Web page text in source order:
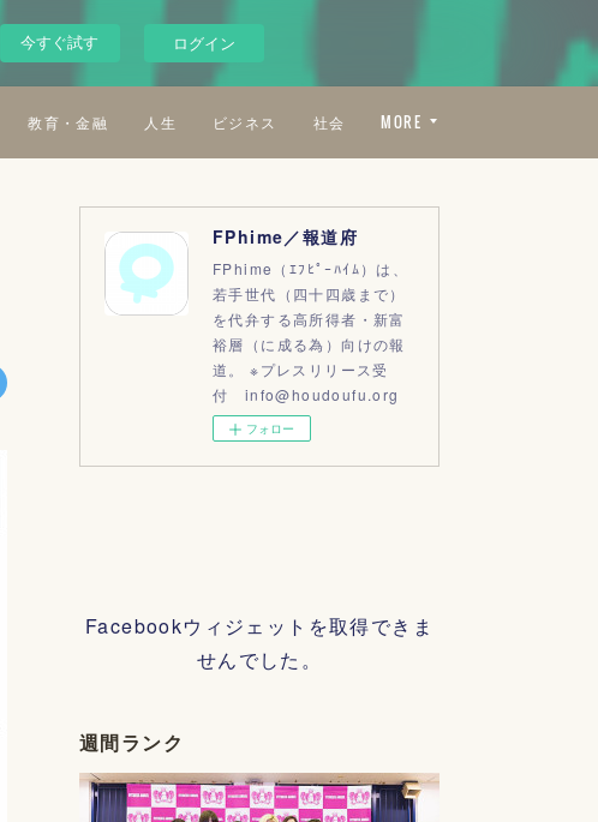
今すぐ試す ログイン
教育・金融 人生 ビジネス 社会 MORE
FPhime／報道府
FPhime（ｴﾌﾋﾟｰﾊｲﾑ）は、
若手世代（四十四歳まで）
を代弁する高所得者・新富
裕層（に成る為）向けの報
道。 ※プレスリリース受
付 info@houdoufu.org
フォロー
Facebookウィジェットを取得できま
せんでした。
週間ランク